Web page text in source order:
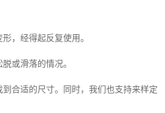
，经得起反复使用。
或滑落的情况。
合适的尺寸。同时，我们也支持来样定